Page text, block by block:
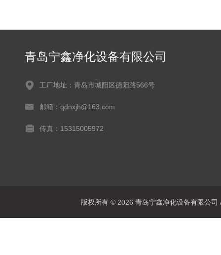
青岛宁鑫净化设备有限公司
工厂地址：青岛市城阳区德阳路566号
邮箱：qdnxjh@163.com
传真：15315005972
版权所有 © 2026 青岛宁鑫净化设备有限